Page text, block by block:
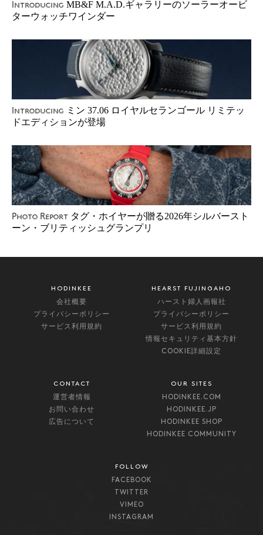
Introducing MB&F M.A.D.ギャラリーのソーラーオービ
ターウォッチワインダー
Introducing ミン 37.06 ロイヤルセランゴール リミテッ
ドエディションが登場
Photo Report タグ・ホイヤーが贈る2026年シルバースト
ーン・ブリティッシュグランプリ
HODINKEE
会社概要
プライバシーポリシー
サービス利用規約
HEARST FUJINGAHO
ハースト婦人画報社
プライバシーポリシー
サービス利用規約
情報セキュリティ基本方針
COOKIE詳細設定
CONTACT
運営者情報
お問い合わせ
広告について
OUR SITES
HODINKEE.COM
HODINKEE.JP
HODINKEE SHOP
HODINKEE COMMUNITY
FOLLOW
FACEBOOK
TWITTER
VIMEO
INSTAGRAM